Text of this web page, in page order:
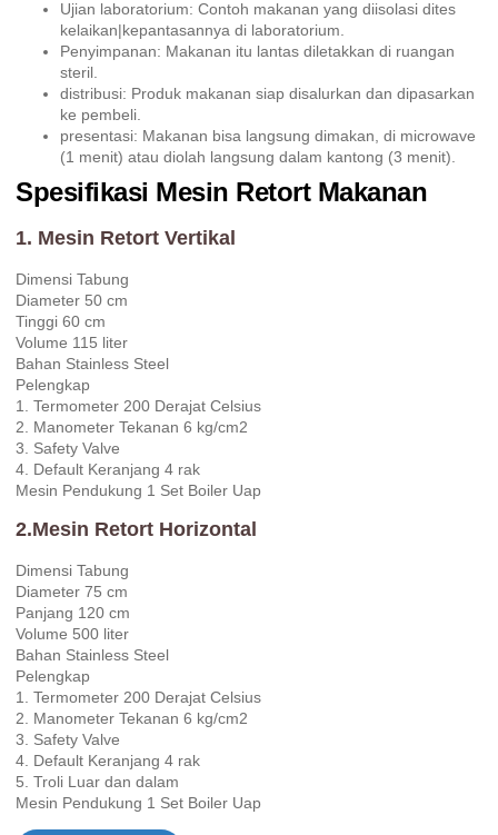
Ujian laboratorium: Contoh makanan yang diisolasi dites
kelaikan|kepantasannya di laboratorium.
Penyimpanan: Makanan itu lantas diletakkan di ruangan
steril.
distribusi: Produk makanan siap disalurkan dan dipasarkan
ke pembeli.
presentasi: Makanan bisa langsung dimakan, di microwave
(1 menit) atau diolah langsung dalam kantong (3 menit).
Spesifikasi Mesin Retort Makanan
1. Mesin Retort Vertikal
Dimensi Tabung
Diameter 50 cm
Tinggi 60 cm
Volume 115 liter
Bahan Stainless Steel
Pelengkap
1. Termometer 200 Derajat Celsius
2. Manometer Tekanan 6 kg/cm2
3. Safety Valve
4. Default Keranjang 4 rak
Mesin Pendukung 1 Set Boiler Uap
2.Mesin Retort Horizontal
Dimensi Tabung
Diameter 75 cm
Panjang 120 cm
Volume 500 liter
Bahan Stainless Steel
Pelengkap
1. Termometer 200 Derajat Celsius
2. Manometer Tekanan 6 kg/cm2
3. Safety Valve
4. Default Keranjang 4 rak
5. Troli Luar dan dalam
Mesin Pendukung 1 Set Boiler Uap